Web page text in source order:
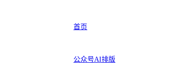
首页
公众号AI排版